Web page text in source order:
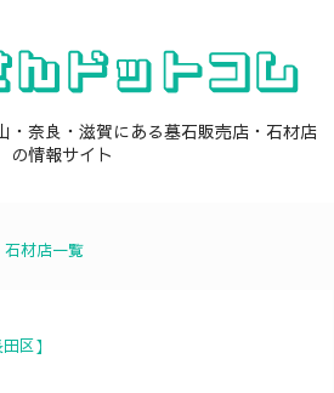
・奈良・滋賀にある墓石販売店・石材店
の情報サイト
材店一覧
区】